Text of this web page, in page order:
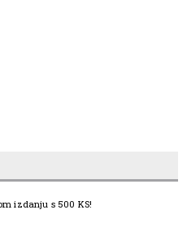
izdanju s 500 KS!